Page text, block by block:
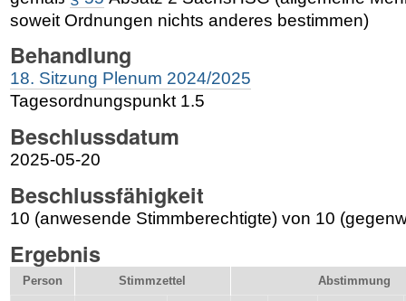
soweit Ordnungen nichts anderes bestimmen)
Behandlung
18. Sitzung Plenum 2024/2025
Tagesordnungspunkt 1.5
Beschlussdatum
2025-05-20
Beschlussfähigkeit
10 (anwesende Stimmberechtigte) von 10
Ergebnis
Person Stimmzettel Abstimmung